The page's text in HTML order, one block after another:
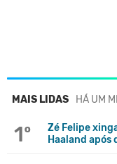
MAIS LIDAS HÁ UM
1º
Zé Felipe
Haaland após